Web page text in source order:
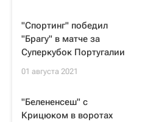
"Спортинг" победил
"Брагу" в матче за
Суперкубок Португалии
01 августа 2021
"Белененсеш" с
Крицюком в воротах